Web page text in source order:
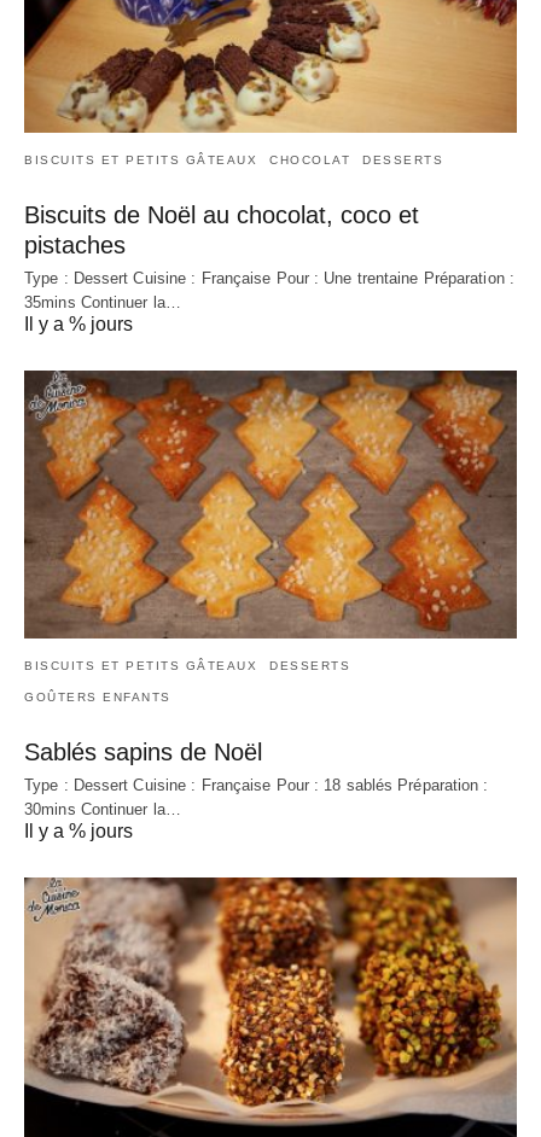
BISCUITS ET PETITS GÂTEAUX CHOCOLAT DESSERTS
Biscuits de Noël au chocolat, coco et
pistaches
Type : Dessert Cuisine : Française Pour : Une trentaine Préparation :
35mins Continuer la…
Il y a % jours
BISCUITS ET PETITS GÂTEAUX DESSERTS
GOÛTERS ENFANTS
Sablés sapins de Noël
Type : Dessert Cuisine : Française Pour : 18 sablés Préparation :
30mins Continuer la…
Il y a % jours